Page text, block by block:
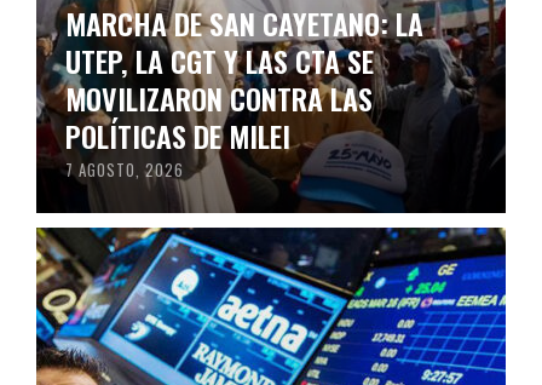
MARCHA DE SAN CAYETANO: LA
UTEP, LA CGT Y LAS CTA SE
MOVILIZARON CONTRA LAS
POLÍTICAS DE MILEI
7 AGOSTO, 2026